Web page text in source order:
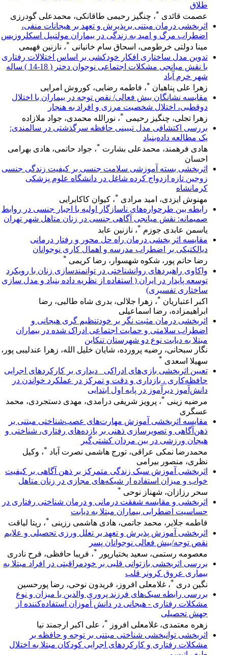
طلاق
عصمت قائدی *، چنگیز رحیمی طاقانکی، محمدعلی گودرزی
اثربخشی درمان مبتنی برپذیرش و تعهد بر هیجانات منفی،
اضطراب مرگ و امید به زندگی در بیماران مولتیپل اسکلروزیس
مینا دولتی خرطومی، اسحاق سام خانیانی * ، نازنین فهیمی
تدوین مدل ساختاری افکار خودکشی بر اساس اختلالات رفتاری
با نقش میانجی مشکلات اجتماعی نوجوان دختر ( 18-14 ) ساله
شهر خرم آباد
زهرا علی پناهیان *، فاطمه رضایی، کوروش امرایی
مقایسه نشانگان بیش فعالی/ نقص توجه در بیماران با اختلال
دوقطبی، اختلال شخصیت مرزی و افراد به هنجار
زهرا تجلی، چنگیز رحیمی *، نورالله محمدی، جواد ملازاده
بررسی اکتشافی مدل تبیینی حافظه سرگذشتی در سالمندی:
یک مطالعه داده‌بنیاد
هادی فرهمند، محمدعلی بشارت * ، جواد حاتمی، هادی بهرامی
احسان
اثربخشی بسته آموزشی سلامت جنسی بر کیفیت زندگی جنسی
زوجین تازه ازدواج کرده شاغل در دانشگاه علوم پزشکی
کرمانشاه
مهنوش ایزدی، امید مرادی *، کیوان کاکابرایی
رابطه بین طرحواره‌های ناسازگار اولیه با اجبار جنسی در روابط
صمیمانه: نقش میانجی آگاهی جنسی در زنان متاهل شهر تهران
یاسمن عابدی جوزم *، نازنین عابد
مقایسه اثر بخشی درمان راه حل محور و رفتار درمانی
دیالکتیکی بر اضطراب مدرسه و اهمال کاری نوجوانان
رضا حاتم پور، شکوه شهسوار، رضا کریمی *
واکاوی راهبردهای روانشناختی در توانمندسازی زنان با رویکرد
توسعه پایدار در ایران ( استفاده از نظریه داده بنیاد و مدل‌ سازی
ساختاری تفسیری)
اکبر اعتباریان *، زهرا جلالی، بدری شاه طالبی، رضا
ابراهیمزاده، رضا اسماعیلی
اثربخشی درمان مثبت نگر بر خودتنظیم گری هیجانی و
اضطراب سلامتی و حمایت اجتماعی ادراک شده در بیماران
مبتلا به دیابت نوع دو شهرستان تنکابن
نگار سبحانی، رضیه پرورده، شایان خلیل الله، زهرا عندلیبی پور،
سهیلا اسعدی *
تعیین اثربخشی بازی‌های ادراکی _دیداری بر کارکرد‌های اجرایی
حافظه‌کاری ، بازداری و دقت و تمرکز در عملکرد خواندن در
دانش‌آموز دیرآموز در پایه اول ابتدایی
مرضیه زینی * ، پرویز شریفی درامدی، مهدی دستجردی، محمد
عسگری
مقایسه اثربخشی آموزش مهارت‌های عصب‌شناختی مبتنی بر
ذهن‌آگاهی و تصویرسازی ذهنی بر بازده‌های رفتاری، شناختی و
هیجان ورزشی در بین مردان کشتی‌گیر
محمدرضا نمکی عراقی، تورج هاشمی نصرت آباد *، وکیل
نظری، منصور بیرامی
اثربخشی آموزش سبک زندگی متمرکز بر ذهن آگاهی بر کیفیت
خواب و میزان استفاده ار شبکه‌های مجازی در زنان متاهل
سحر رزازان، شهناز نوحی *
اثربخشی و مقایسه شفقت درمانی و درمان شناختی رفتاری در
حساسیت اضطرابی بیماران مبتلا به دیابت
فاطمه جلایر، محمد جاتمی، هادی هاشمی رزینی * ، ریتا لیاقت
اثربخشی آموزش پذیرش و تعهد بر تعلل ورزی تحصیلی و علایم
نقص توجه/بیش فعالی نوجوانان پسر
معصومه رستمی، سعید بختیارپور
*، فریبا حافظی، فرح نادری
بررسی اثربخشی بازتوانی قلبی بر خودمراقبتی در افراد مبتلا به
بیماری عروق کرونر قلب
نگین دری *، غلامعلی افروز، فریدون نوحی، رضا پورحسین
بررسی رابطه سبک‌های فرزند پروری والدین با میزان و نوع
مشکلات رفتاری - هیجانی در دانش آموزان استفاده‌کننده از
جهش تحصیلی
زهره معتمدی، غلامعلی افروز * ، علی اکبر ارجمند نیا
اثربخشی توانبخشی شناختی مبتنی بر توجه و حافظه بر
مشکلات رفتاری و کارکردهای اجرایی کودکان مبتلا به اختلال